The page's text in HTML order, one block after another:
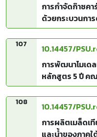
การกำจัดก๊าซค
ด้วยกระบวนกา
107 10.14457/
การพัฒนาโมเด
หลักสูตร 5 ปี ค
นครินทร์ วิทยาเ
108 10.14457/
การผลิตเมล็ด
และน้ำของภาคใ